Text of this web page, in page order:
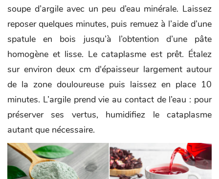
soupe d’argile avec un peu d’eau minérale. Laissez
reposer quelques minutes, puis remuez à l’aide d’une
spatule en bois jusqu’à l’obtention d’une pâte
homogène et lisse. Le cataplasme est prêt. Étalez
sur environ deux cm d'épaisseur largement autour
de la zone douloureuse puis laissez en place 10
minutes. L’argile prend vie au contact de l’eau : pour
préserver ses vertus, humidifiez le cataplasme
autant que nécessaire.